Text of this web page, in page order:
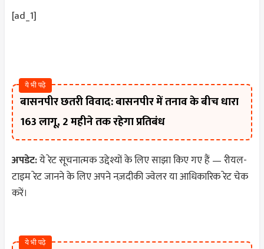
[ad_1]
ये भी पढ़े
बासनपीर छतरी विवाद: बासनपीर में तनाव के बीच धारा
163 लागू, 2 महीने तक रहेगा प्रतिबंध
अपडेट:ये रेट सूचनात्मक उद्देश्यों के लिए साझा किए गए हैं — रीयल-
टाइम रेट जानने के लिए अपने नज़दीकी ज्वेलर या आधिकारिक रेट चेक
करें।
ये भी पढ़े